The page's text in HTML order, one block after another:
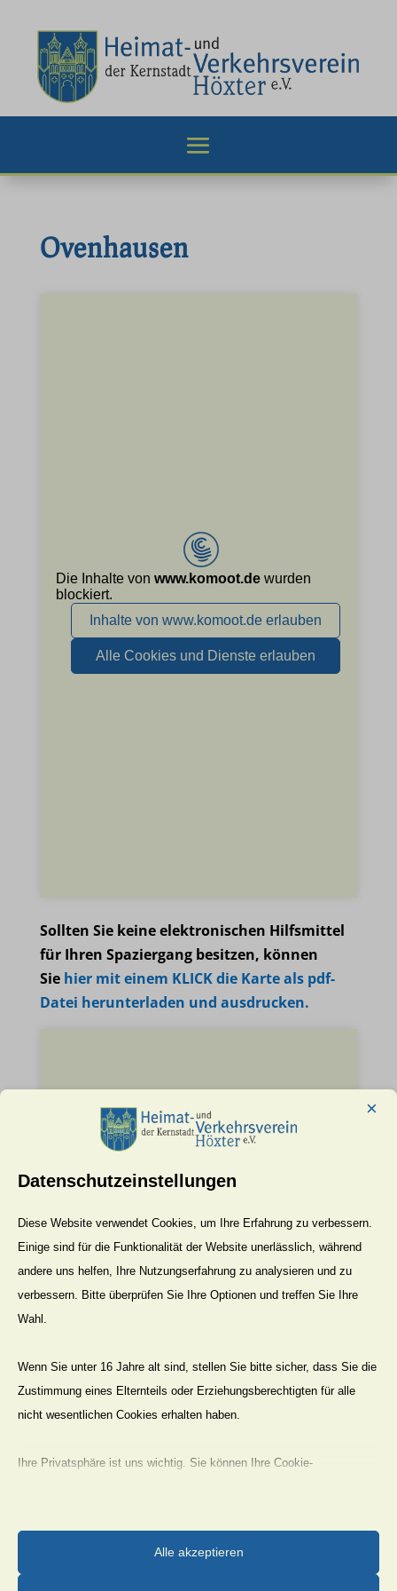
Ovenhausen
Sollten Sie keine elektronischen Hilfsmittel
für Ihren Spaziergang besitzen, können
Sie hier mit einem KLICK die Karte als pdf-
Datei herunterladen und ausdrucken.
Datenschutzeinstellungen
×
Diese Website verwendet Cookies, um Ihre Erfahrung zu verbessern.
Einige sind für die Funktionalität der Website unerlässlich, während
andere uns helfen, Ihre Nutzungserfahrung zu analysieren und zu
verbessern. Bitte überprüfen Sie Ihre Optionen und treffen Sie Ihre
Wahl.
Wenn Sie unter 16 Jahre alt sind, stellen Sie bitte sicher, dass Sie die
Zustimmung eines Elternteils oder Erziehungsberechtigten für alle
nicht wesentlichen Cookies erhalten haben.
Ihre Privatsphäre ist uns wichtig. Sie können Ihre Cookie-
Sie können Ihre Präferenzen jederzeit ändern, indem Sie auf die
Schaltfläche „Einstellungen“ unten klicken.
Alle akzeptieren